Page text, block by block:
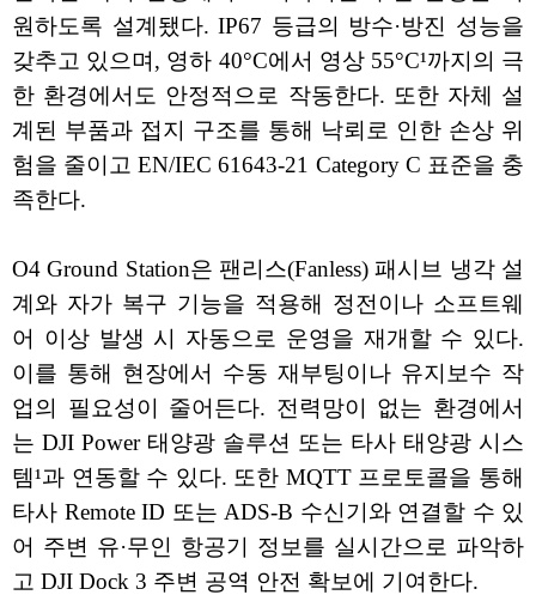
원하도록 설계됐다. IP67 등급의 방수·방진 성능을
갖추고 있으며, 영하 40°C에서 영상 55°C¹까지의 극
한 환경에서도 안정적으로 작동한다. 또한 자체 설
계된 부품과 접지 구조를 통해 낙뢰로 인한 손상 위
험을 줄이고 EN/IEC 61643-21 Category C 표준을 충
족한다.
O4 Ground Station은 팬리스(Fanless) 패시브 냉각 설
계와 자가 복구 기능을 적용해 정전이나 소프트웨
어 이상 발생 시 자동으로 운영을 재개할 수 있다.
이를 통해 현장에서 수동 재부팅이나 유지보수 작
업의 필요성이 줄어든다. 전력망이 없는 환경에서
는 DJI Power 태양광 솔루션 또는 타사 태양광 시스
템¹과 연동할 수 있다. 또한 MQTT 프로토콜을 통해
타사 Remote ID 또는 ADS-B 수신기와 연결할 수 있
어 주변 유·무인 항공기 정보를 실시간으로 파악하
고 DJI Dock 3 주변 공역 안전 확보에 기여한다.